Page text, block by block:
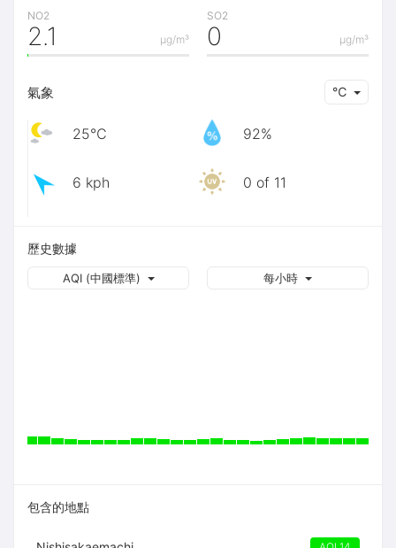
NO2
μg/m³
2.1
SO2
μg/m³
0
氣象 ℃
25℃ 92%
6 kph 0 of 11
歷史數據
每小時
AQI (中國標準)
包含的地點